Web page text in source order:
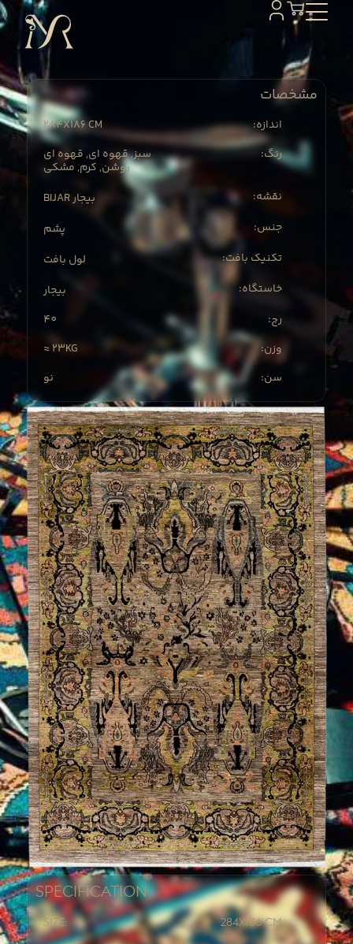
Specification
Size: 186 CM
284x
مشخصات
284X186 CM
:اندازه
سبز, قهوه ای, قهوه ای
روشن, کرم, مشکی
:رنگ
BIJAR بیجار
:نقشه
پشم
:جنس
لول بافت
:تکنیک بافت
بیجار
:خاستگاه
40
:رج
≈ 23KG
:وزن
نو
:سن